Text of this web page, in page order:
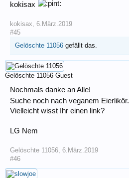
kokisax
kokisax, 6.März.2019
#45
Gelöschte 11056 gefällt das.
Gelöschte 11056 Guest
Nochmals danke an Alle!
Suche noch nach veganem Eierlikör.
Vielleicht wisst Ihr einen link?
LG Nem
Gelöschte 11056, 6.März.2019
#46